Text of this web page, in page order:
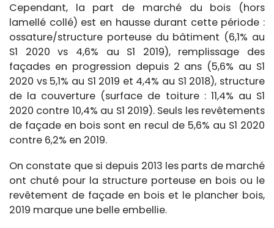
Cependant, la part de marché du bois (hors
lamellé collé) est en hausse durant cette période :
ossature/structure porteuse du bâtiment (6,1% au
S1 2020 vs 4,6% au S1 2019), remplissage des
façades en progression depuis 2 ans (5,6% au S1
2020 vs 5,1% au S1 2019 et 4,4% au S1 2018), structure
de la couverture (surface de toiture : 11,4% au S1
2020 contre 10,4% au S1 2019). Seuls les revêtements
de façade en bois sont en recul de 5,6% au S1 2020
contre 6,2% en 2019.
On constate que si depuis 2013 les parts de marché
ont chuté pour la structure porteuse en bois ou le
revêtement de façade en bois et le plancher bois,
2019 marque une belle embellie.